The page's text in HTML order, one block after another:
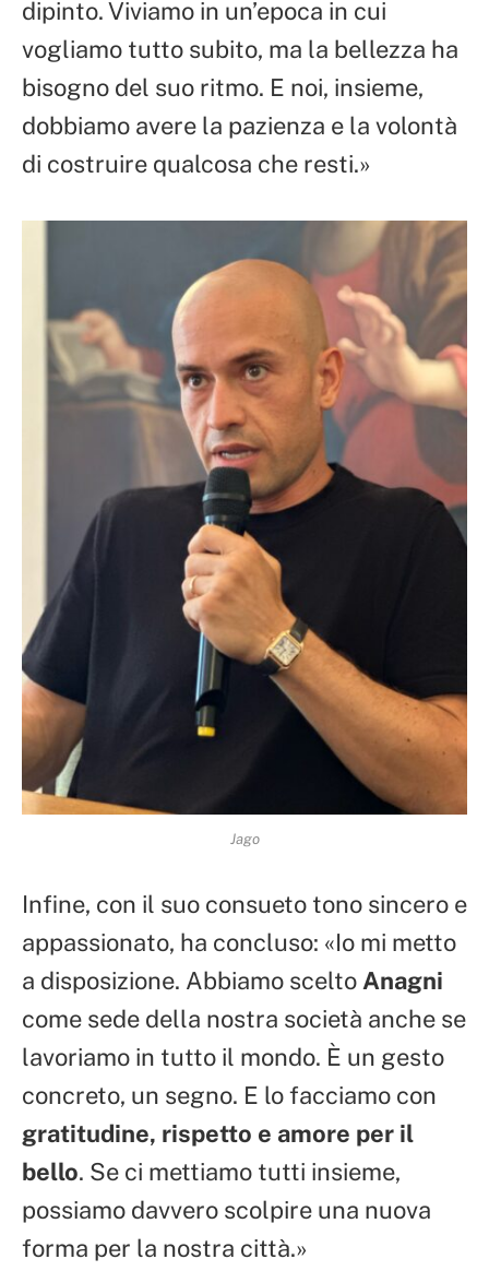
dipinto. Viviamo in un’epoca in cui
vogliamo tutto subito, ma la bellezza ha
bisogno del suo ritmo. E noi, insieme,
dobbiamo avere la pazienza e la volontà
di costruire qualcosa che resti.»
Jago
Infine, con il suo consueto tono sincero e
appassionato, ha concluso: «Io mi metto
a disposizione. Abbiamo scelto Anagni
come sede della nostra società anche se
lavoriamo in tutto il mondo. È un gesto
concreto, un segno. E lo facciamo con
gratitudine, rispetto e amore per il
bello. Se ci mettiamo tutti insieme,
possiamo davvero scolpire una nuova
forma per la nostra città.»